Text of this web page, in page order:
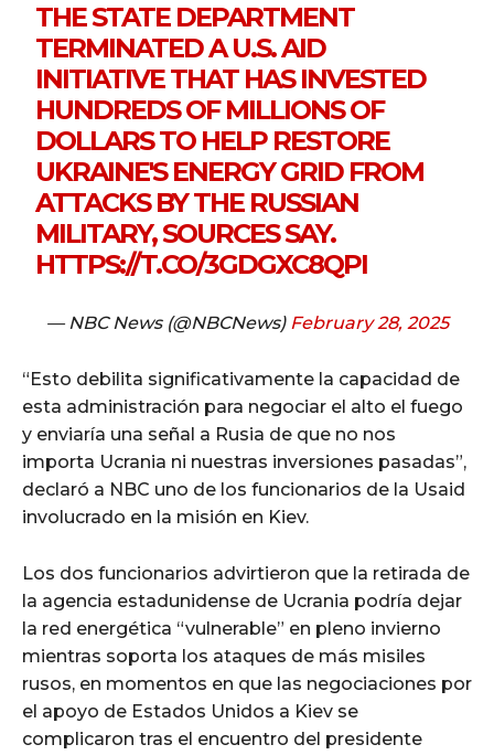
THE STATE DEPARTMENT
TERMINATED A U.S. AID
INITIATIVE THAT HAS INVESTED
HUNDREDS OF MILLIONS OF
DOLLARS TO HELP RESTORE
UKRAINE'S ENERGY GRID FROM
ATTACKS BY THE RUSSIAN
MILITARY, SOURCES SAY.
HTTPS://T.CO/3GDGXC8QPI
— NBC News (@NBCNews) February 28, 2025
“Esto debilita significativamente la capacidad de
esta administración para negociar el alto el fuego
y enviaría una señal a Rusia de que no nos
importa Ucrania ni nuestras inversiones pasadas”,
declaró a NBC uno de los funcionarios de la Usaid
involucrado en la misión en Kiev.
Los dos funcionarios advirtieron que la retirada de
la agencia estadunidense de Ucrania podría dejar
la red energética “vulnerable” en pleno invierno
mientras soporta los ataques de más misiles
rusos, en momentos en que las negociaciones por
el apoyo de Estados Unidos a Kiev se
complicaron tras el encuentro del presidente